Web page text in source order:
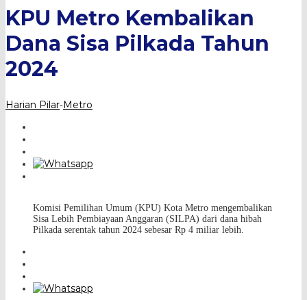
KPU Metro Kembalikan
Dana Sisa Pilkada Tahun
2024
Harian Pilar-Metro
Komisi Pemilihan Umum (KPU) Kota Metro mengembalikan
Sisa Lebih Pembiayaan Anggaran (SILPA) dari dana hibah
Pilkada serentak tahun 2024 sebesar Rp 4 miliar lebih.